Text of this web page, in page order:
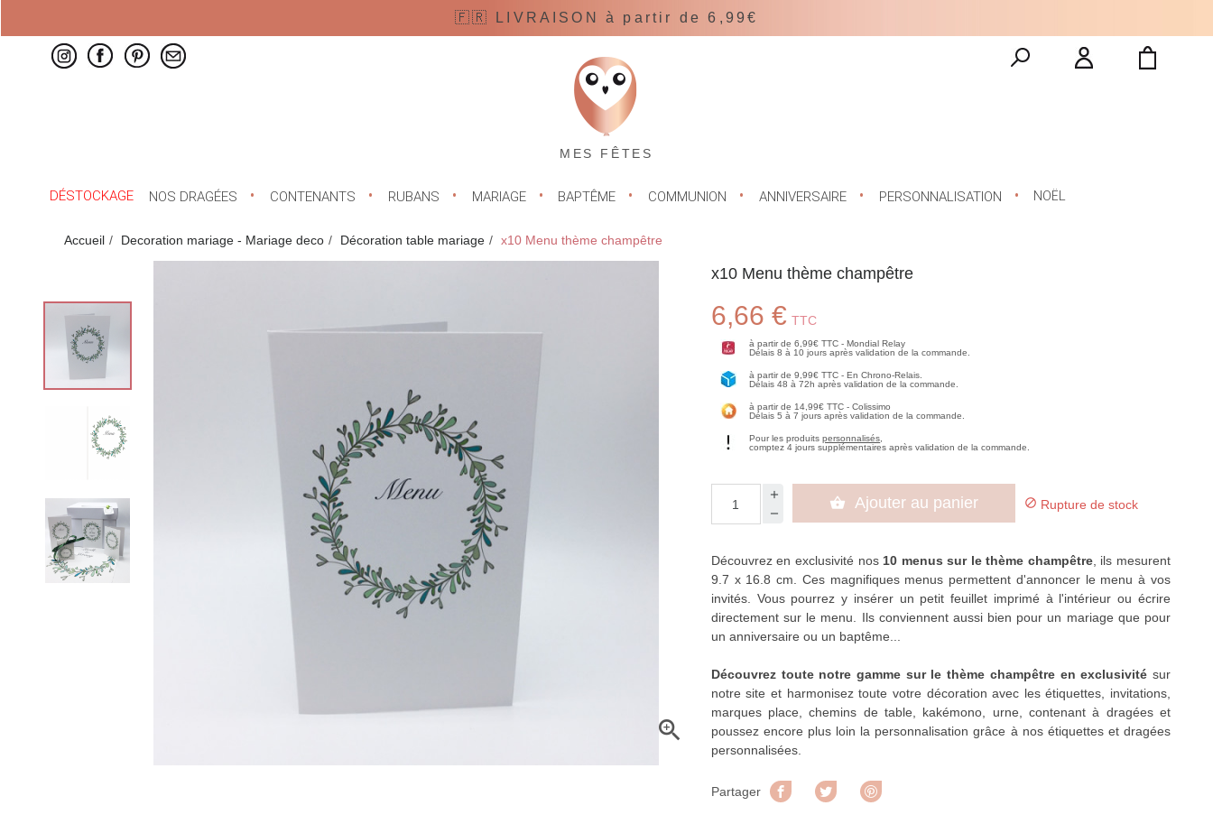
🇫🇷 LIVRAISON à partir de 6,99€
MES FÊTES
DÉSTOCKAGE NOS DRAGÉES CONTENANTS RUBANS MARIAGE BAPTÊME COMMUNION ANNIVERSAIRE PERSONNALISATION NOËL
Accueil Decoration mariage - Mariage deco Décoration table mariage x10 Menu thème champêtre

x10 Menu thème champêtre
6,66 € TTC
à partir de 6,99€ TTC - Mondial Relay
Délais 8 à 10 jours après validation de la commande.
à partir de 9,99€ TTC - En Chrono-Relais.
Délais 48 à 72h après validation de la commande.
à partir de 14,99€ TTC - Colissimo
Délais 5 à 7 jours après validation de la commande.
Pour les produitspersonnalisés
comptez 4 jours supplémentaires après validation de la commande.
 Ajouter au panier  Rupture de stock
Découvrez en exclusivité nos 10 menus sur le thème champêtre, ils mesurent
9.7 x 16.8 cm. Ces magnifiques menus permettent d'annoncer le menu à vos
invités. Vous pourrez y insérer un petit feuillet imprimé à l'intérieur ou écrire
directement sur le menu. Ils conviennent aussi bien pour un mariage que pour
un anniversaire ou un baptême...
Découvrez toute notre gamme sur le thème champêtre en exclusivité sur
notre site et harmonisez toute votre décoration avec les étiquettes, invitations,
marques place, chemins de table, kakémono, urne, contenant à dragées et
poussez encore plus loin la personnalisation grâce à nos étiquettes et dragées
personnalisées.
Partager Partager Tweet